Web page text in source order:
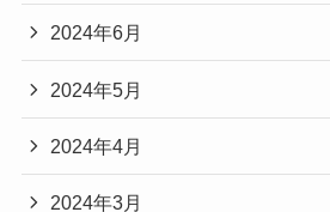
2024年6月
2024年5月
2024年4月
2024年3月